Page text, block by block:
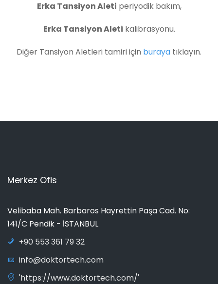
Erka Tansiyon Aleti periyodik bakım,
Erka Tansiyon Aleti kalibrasyonu.
Diğer Tansiyon Aletleri tamiri için buraya tıklayın.
Merkez Ofis
Velibaba Mah. Barbaros Hayrettin Paşa Cad. No:
141/C Pendik - İSTANBUL
+90 553 361 79 32
info@doktortech.com
'https://www.doktortech.com/'